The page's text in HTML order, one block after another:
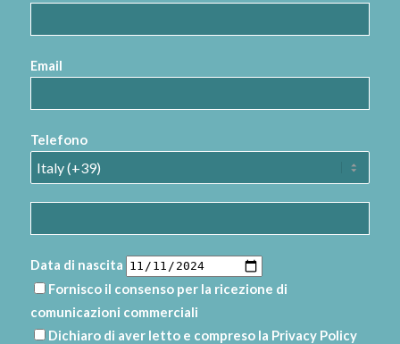
Email
Telefono
Data di nascita
Fornisco il consenso per la ricezione di
comunicazioni commerciali
Dichiaro di aver letto e compreso la Privacy Policy